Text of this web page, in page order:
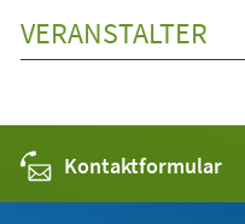
VERANSTALTER
Kontaktformular